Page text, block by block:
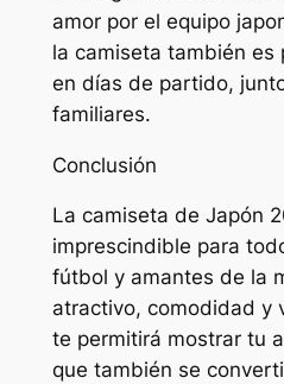
amor por el equipo
la camiseta también es
en días de partido,
familiares.
Conclusión
La camiseta de Japón
imprescindible para
fútbol y amantes de la
atractivo, comodidad y
te permitirá mostrar tu
que también se